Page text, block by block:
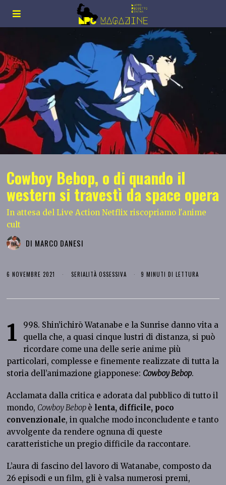
Cowboy Bebop, o di quando il
western si travestì da space opera
In attesa del Live Action Netflix riscopriamo l'anime
cult
DI MARCO DANESI
6 NOVEMBRE 2021 SERIALITÀ OSSESSIVA 9 MINUTI DI LETTURA
1
998. Shin’ichirō Watanabe e la Sunrise danno vita a
quella che, a quasi cinque lustri di distanza, si può
ricordare come una delle serie anime più
particolari, complesse e finemente realizzate di tutta la
storia dell’animazione giapponese: Cowboy Bebop.
Acclamata dalla critica e adorata dal pubblico di tutto il
mondo, Cowboy Bebop è lenta, difficile, poco
convenzionale, in qualche modo inconcludente e tanto
avvolgente da rendere ognuna di queste
caratteristiche un pregio difficile da raccontare.
L’aura di fascino del lavoro di Watanabe, composto da
26 episodi e un film, gli è valsa numerosi premi,